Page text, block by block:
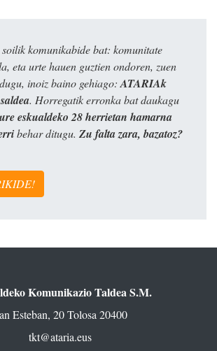
komunikabide bat: komunitate
eta urte hauen guztien ondoren, zuen
inoiz baino gehiago: ATARIAk
. Horregatik erronka bat daukagu
eskualdeko 28 herrietan hamarna
behar ditugu. Zu falta zara, bazatoz?
Komunikazio Taldea S.M.
Esteban, 20 Tolosa 20400
tkt@ataria.eus